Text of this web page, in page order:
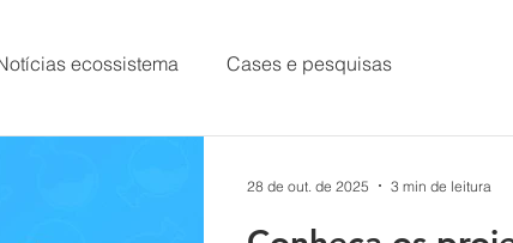
ecossistema Cases e pesquisas
28 de out. de 2025 3 min de leitura